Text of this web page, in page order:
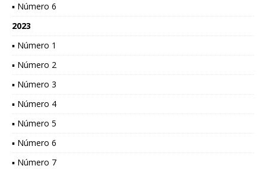
▪ Número 6
2023
▪ Número 1
▪ Número 2
▪ Número 3
▪ Número 4
▪ Número 5
▪ Número 6
▪ Número 7